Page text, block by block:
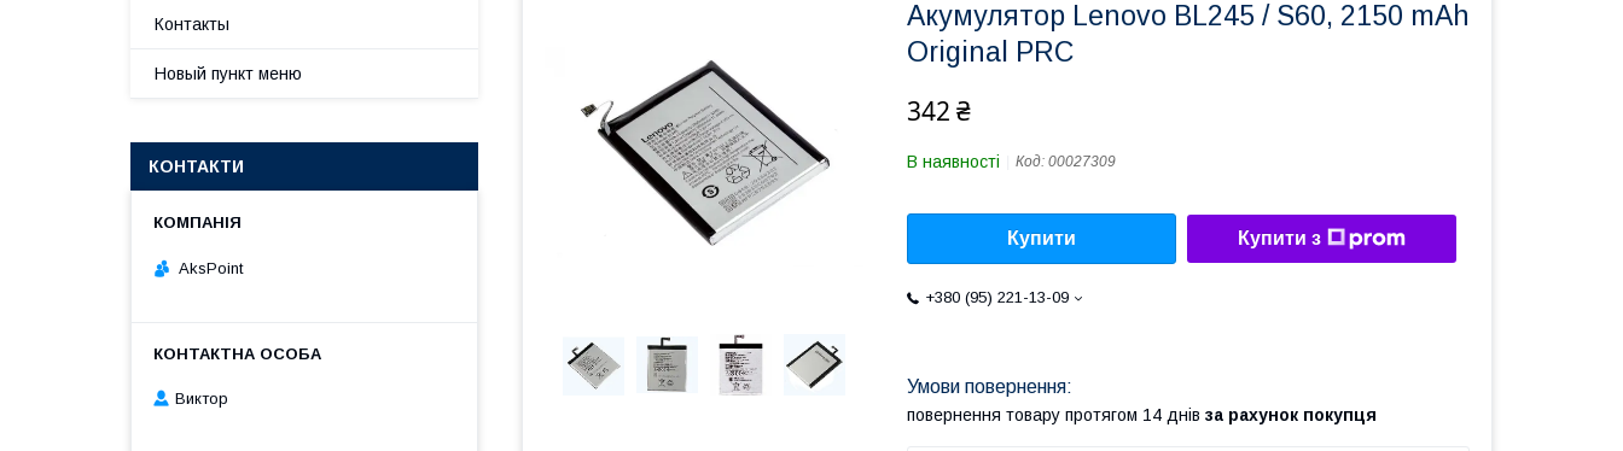
Акумулятор Lenovo BL245 / S60, 2150 mAh
Original PRC
342 ₴
В наявності Код: 00027309
Купити Купити з
+380 (95) 221-13-09
повернення товару протягом 14 днів за рахунок покупця
Контакты
Новый пункт меню
КОНТАКТИ
AksPoint
Виктор